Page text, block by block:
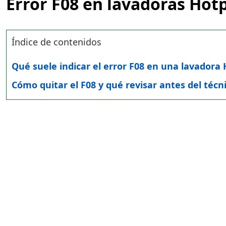
Índice de contenidos
Qué suele indicar el error F08 en una lavadora
Cómo quitar el F08 y qué revisar antes del